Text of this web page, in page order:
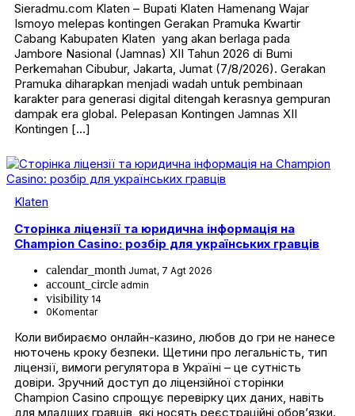
Sieradmu.com Klaten – Bupati Klaten Hamenang Wajar
Ismoyo melepas kontingen Gerakan Pramuka Kwartir
Cabang Kabupaten Klaten yang akan berlaga pada
Jambore Nasional (Jamnas) XII Tahun 2026 di Bumi
Perkemahan Cibubur, Jakarta, Jumat (7/8/2026). Gerakan
Pramuka diharapkan menjadi wadah untuk pembinaan
karakter para generasi digital ditengah kerasnya gempuran
dampak era global. Pelepasan Kontingen Jamnas XII
Kontingen […]
Klaten
Сторінка ліцензії та юридична інформація на
Champion Casino: розбір для українських гравців
calendar_month Jumat, 7 Agt 2026
account_circle admin
visibility 14
0Komentar
Коли вибираємо онлайн-казино, любов до гри не нанесе
нюточень кроку безпеки. Щетини про легальність, тип
ліцензії, вимоги регулятора в Україні – це сутність
довіри. Зручний доступ до ліцензійної сторінки
Champion Casino спрощує перевірку цих даних, навіть
для младших гравців, які носять реєстраційні обов’язки.